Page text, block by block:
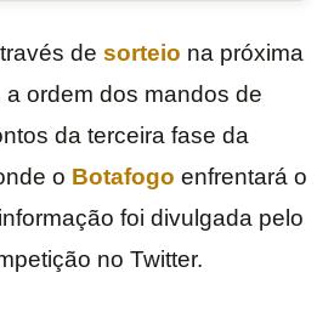
de sorteio na próxima
a ordem dos mandos de
da terceira fase da
o Botafogo enfrentará o
foi divulgada pelo
no Twitter.